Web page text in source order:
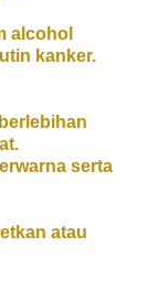
alcohol
kanker.
serta
atau